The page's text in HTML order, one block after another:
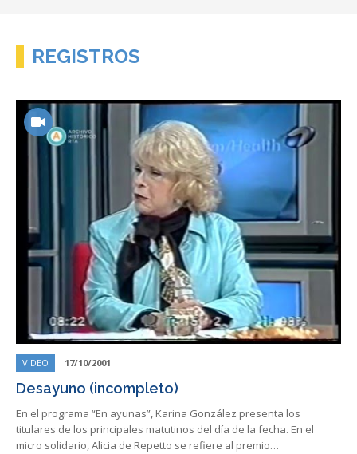
REGISTROS
VIDEO 17/10/2001
Desayuno (incompleto)
En el programa “En ayunas”, Karina González presenta los
titulares de los principales matutinos del día de la fecha. En el
micro solidario, Alicia de Repetto se refiere al premio…